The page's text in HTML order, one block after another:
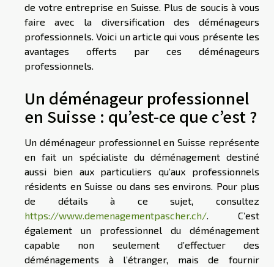
de votre entreprise en Suisse. Plus de soucis à vous
faire avec la diversification des déménageurs
professionnels. Voici un article qui vous présente les
avantages offerts par ces déménageurs
professionnels.
Un déménageur professionnel
en Suisse : qu’est-ce que c’est ?
Un déménageur professionnel en Suisse représente
en fait un spécialiste du déménagement destiné
aussi bien aux particuliers qu’aux professionnels
résidents en Suisse ou dans ses environs. Pour plus
de détails à ce sujet, consultez
https://www.demenagementpascher.ch/ . C’est
également un professionnel du déménagement
capable non seulement d’effectuer des
déménagements à l’étranger, mais de fournir